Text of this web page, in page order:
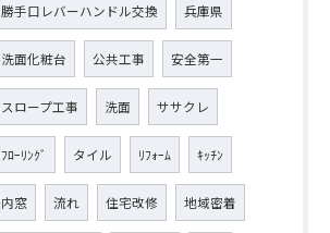
勝手口レバーハンドル交換 兵庫県
洗面化粧台 公共工事 安全第一
スロープ工事 洗面 ササクレ
ﾌﾛｰﾘﾝｸﾞ タイル ﾘﾌｫｰﾑ ｷｯﾁﾝ
内窓 流れ 住宅改修 地域密着